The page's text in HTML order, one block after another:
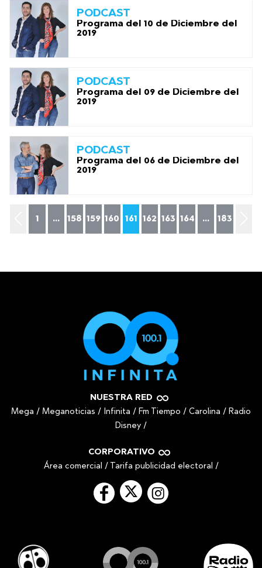
PODCAST
Programa del 10 de Diciembre del
2019
PODCAST
Programa del 09 de Diciembre del
2019
PODCAST
Programa del 06 de Diciembre del
2019
1 ... 158 159 160 161 162 163 164 ... 183
NUESTRA RED
Mega / Meganoticias / Infinita / Fm Tiempo / Carolina / Radio
Disney /
CORPORATIVO
Área comercial / Tarifa publicidad electoral /